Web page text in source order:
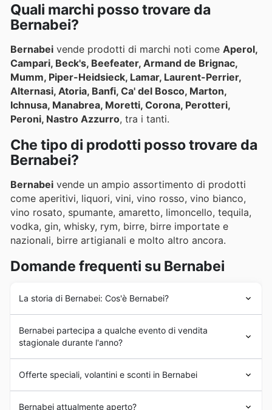
Quali marchi posso trovare da
Bernabei?
Bernabei vende prodotti di marchi noti come Aperol,
Campari, Beck's, Beefeater, Armand de Brignac,
Mumm, Piper-Heidsieck, Lamar, Laurent-Perrier,
Alternasi, Atoria, Banfi, Ca' del Bosco, Marton,
Ichnusa, Manabrea, Moretti, Corona, Perotteri,
Peroni, Nastro Azzurro, tra i tanti.
Che tipo di prodotti posso trovare da
Bernabei?
Bernabei vende un ampio assortimento di prodotti
come aperitivi, liquori, vini, vino rosso, vino bianco,
vino rosato, spumante, amaretto, limoncello, tequila,
vodka, gin, whisky, rym, birre, birre importate e
nazionali, birre artigianali e molto altro ancora.
Domande frequenti su Bernabei
La storia di Bernabei: Cos'è Bernabei?
Italia. Agli inizi,Bernabeiha iniziato con un piccolo
negozio situato nella città di Montepulciano, in Toscana.
Fin dall'inizio,Bernabeiha puntato a fornire ai propri
clienti bevande alcoliche e superalcolici di altissima
qualità, provenienti dai principali marchi presenti sul
Negli anni successivi,Bernabei
Bernabei partecipa a qualche evento di vendita
stagionale durante l'anno?
vendita stagionale durante tutto l'anno, offrendo
settimanalie promozioni imperdibili. Consultando i
nostrivolantini Bernabeie le brochure disponibili qui sul
Offerte speciali, volantini e sconti in Bernabei
Bernabei attualmente aperto?